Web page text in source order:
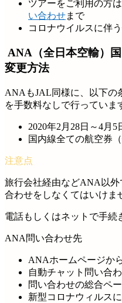
ツアーをご利用の方は
い合わせまで
コロナウイルスに伴
ANA（全日本空輸）
変更方法
ANAもJAL同様に、以下の
を手数料なしで行っていま
2020年2月28日～4月5
国内線全ての航空券
旅行会社経由などANA以
合わせをしなくてはいけま
電話もしくはネットで手続
ANA問い合わせ先
ANAホームページか
自動チャット問い合
問い合わせの総合ペ
新型コロナウィルス